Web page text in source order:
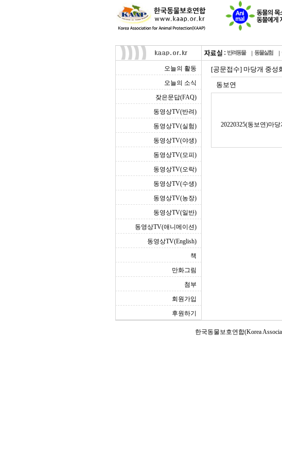
반려동물 동물실험
오늘의 활동
오늘의 소식
잦은문답(FAQ)
동영상TV(반려)
동영상TV(실험)
동영상TV(야생)
동영상TV(모피)
동영상TV(오락)
동영상TV(수생)
동영상TV(농장)
동영상TV(일반)
동영상TV(애니메이션)
동영상TV(English)
책
만화그림
첨부
회원가입
후원하기
[공문접수] 마당개 중성
동보연
20220325(동보연)마
한국동물보호연합(Korea